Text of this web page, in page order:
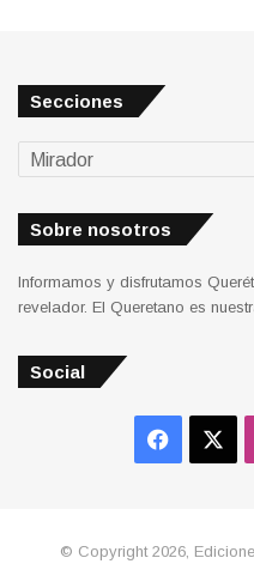
Secciones
Secciones
Sobre nosotros
Informamos y disfrutamos
revelador. El Queretano es
Social
© Copyright 2026,